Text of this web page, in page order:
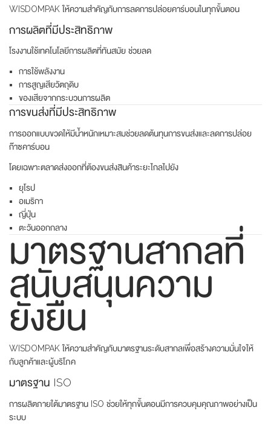
WISDOMPAK ให้ความสำคัญกับการลดการปล่อยคาร์บอนในทุกขั้นตอน
การผลิตที่มีประสิทธิภาพ
โรงงานใช้เทคโนโลยีการผลิตที่ทันสมัย ช่วยลด
การใช้พลังงาน
การสูญเสียวัตถุดิบ
ของเสียจากกระบวนการผลิต
การขนส่งที่มีประสิทธิภาพ
การออกแบบขวดให้มีน้ำหนักเหมาะสมช่วยลดต้นทุนการขนส่งและลดการปล่อย
ก๊าซคาร์บอน
โดยเฉพาะตลาดส่งออกที่ต้องขนส่งสินค้าระยะไกลไปยัง
ยุโรป
อเมริกา
ญี่ปุ่น
ตะวันออกกลาง
มาตรฐานสากลที่
สนับสนุนความ
ยั่งยืน
WISDOMPAK ให้ความสำคัญกับมาตรฐานระดับสากลเพื่อสร้างความมั่นใจให้
กับลูกค้าและผู้บริโภค
มาตรฐาน ISO
การผลิตภายใต้มาตรฐาน ISO ช่วยให้ทุกขั้นตอนมีการควบคุมคุณภาพอย่างเป็น
ระบบ